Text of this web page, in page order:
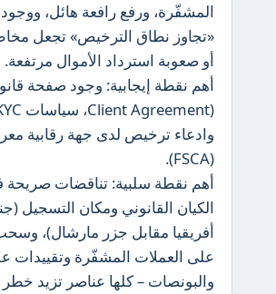
المشفّرة، ورفع رافعة هائل، ووجود إشارات
«تجاوز نطاق الترخيص» تجعل مخاطرة
أو صعوبة استرداد الأموال مرتفعة.
أهم نقطة إيجابية: وجود صفحة قانونية
(Client Agreement، سياسات AML/KYC)
وادعاء ترخيص لدى جهة رقابية معروفة
أهم نقطة سلبية: تناقضات صريحة في هوية
الكيان القانوني ومكان التسجيل (جنوب
أفريقيا مقابل جزر مارشال)، وسحب يعتمد
على العملات المشفّرة وتقييدات على
والبونصات – كلها عناصر تزيد خطر فقدان